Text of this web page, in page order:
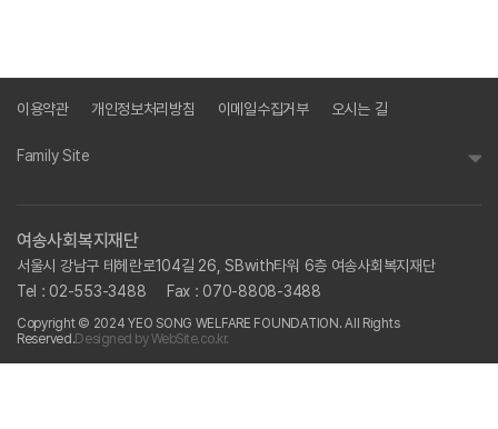
이용약관 개인정보처리방침 이메일수집거부 오시는 길
Family Site
여송사회복지재단
서울시 강남구 테헤란로104길 26, SBwith타워 6층 여송사회복지재단
Tel : 02-553-3488
Fax : 070-8808-3488
Copyright © 2024 YEO SONG WELFARE FOUNDATION. All Rights
Reserved.Designed by WebSite.co.kr.